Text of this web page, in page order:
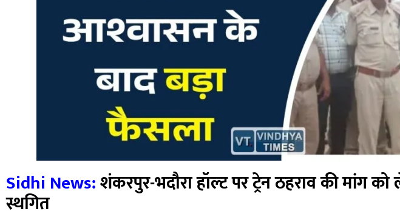
Sidhi News:शंकरपुर-भदौरा हॉल्ट पर ट्रेन ठहराव की मांग
स्थगित